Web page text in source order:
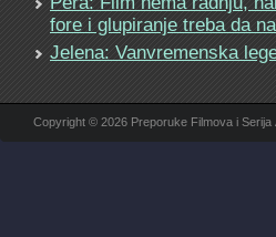
fore i glupiranje treba da
Jelena: Vanvremenska
Copyright © 2026 Preporuke Filmova i Serija